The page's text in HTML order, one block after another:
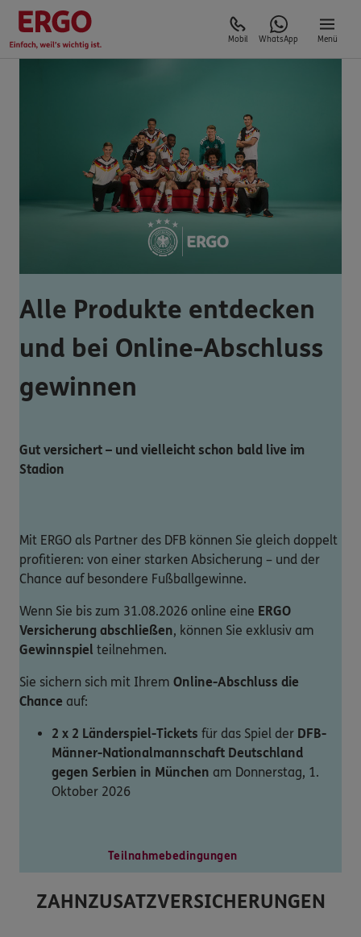
Mobil WhatsApp Menü
Alle Produkte entdecken
und bei Online-Abschluss
gewinnen
Gut versichert – und vielleicht schon bald live im
Stadion
Mit ERGO als Partner des DFB können Sie gleich doppelt
profitieren: von einer starken Absicherung – und der
Chance auf besondere Fußballgewinne.
Wenn Sie bis zum 31.08.2026 online eine ERGO
Versicherung abschließen, können Sie exklusiv am
Gewinnspiel teilnehmen.
Sie sichern sich mit Ihrem Online-Abschluss die
Chance auf:
2 x 2 Länderspiel-Tickets für das Spiel der DFB-
Männer-Nationalmannschaft Deutschland
gegen Serbien in München am Donnerstag, 1.
Oktober 2026
Teilnahmebedingungen
ZAHNZUSATZVERSICHERUNGEN